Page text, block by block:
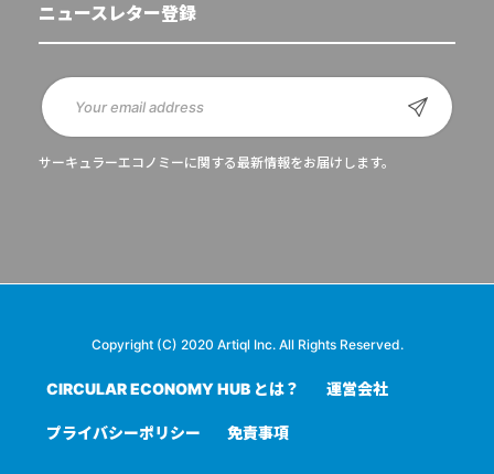
ニュースレター登録
サーキュラーエコノミーに関する最新情報をお届けします。
Copyright (C) 2020 Artiql Inc. All Rights Reserved.
CIRCULAR ECONOMY HUB とは？ 運営会社
プライバシーポリシー 免責事項